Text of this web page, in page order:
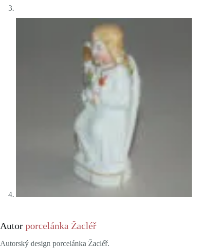
Autor porcelánka Žacléř
Autorský design porcelánka Žacléř.